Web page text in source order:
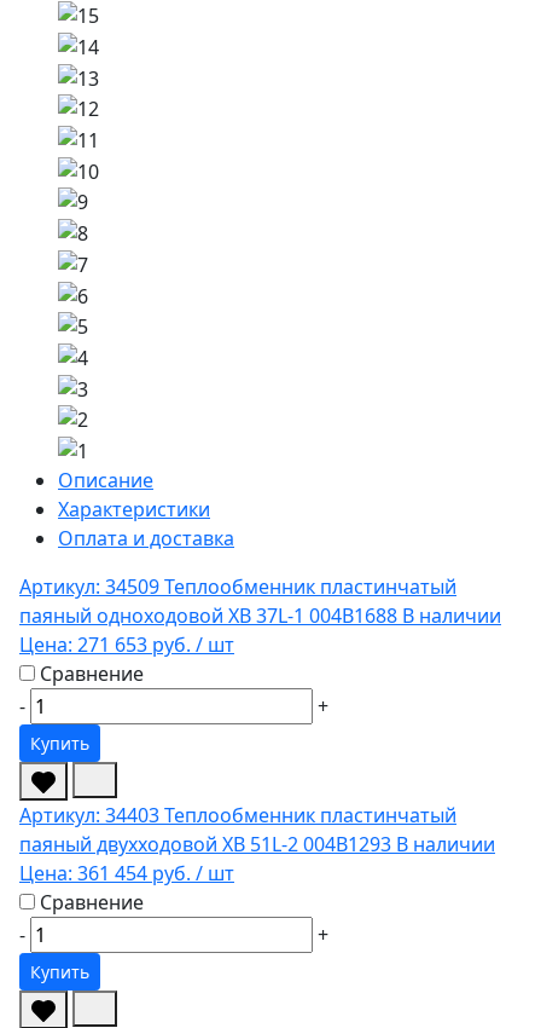
Описание
Характеристики
Оплата и доставка
Артикул: 34509Теплообменник пластинчатый
паяный одноходовой XB 37L-1 004B1688 В наличии
Цена: 271 653 руб. / шт
Сравнение
-
+
Купить
Артикул: 34403Теплообменник пластинчатый
паяный двухходовой XB 51L-2 004B1293 В наличии
Цена: 361 454 руб. / шт
Сравнение
-
+
Купить